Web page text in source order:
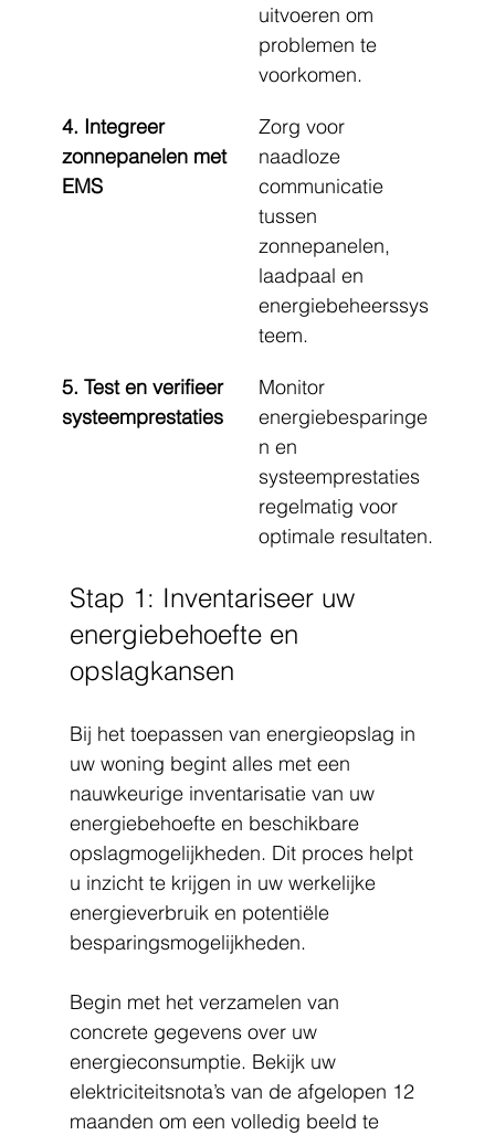
uitvoeren om
problemen te
voorkomen.
4. Integreer
zonnepanelen met
EMS
Zorg voor
naadloze
communicatie
tussen
zonnepanelen,
laadpaal en
energiebeheerssys
teem.
5. Test en verifieer
systeemprestaties
Monitor
energiebesparinge
n en
systeemprestaties
regelmatig voor
optimale resultaten.
Stap 1: Inventariseer uw
energiebehoefte en
opslagkansen
Bij het toepassen van energieopslag in
uw woning begint alles met een
nauwkeurige inventarisatie van uw
energiebehoefte en beschikbare
opslagmogelijkheden. Dit proces helpt
u inzicht te krijgen in uw werkelijke
energieverbruik en potentiële
besparingsmogelijkheden.
Begin met het verzamelen van
concrete gegevens over uw
energieconsumptie. Bekijk uw
elektriciteitsnota’s van de afgelopen 12
maanden om een volledig beeld te